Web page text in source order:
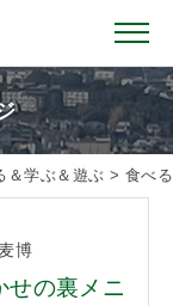
＆学ぶ＆遊ぶ > 食べる
博
の裏メニ